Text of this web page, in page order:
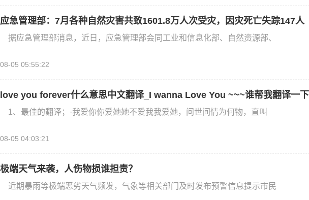
应急管理部：7月各种自然灾害共致1601.8万人次受灾，因灾死亡失踪147人
据应急管理部消息，近日，应急管理部会同工业和信息化部、自然资源部、
08-05 05:55:22
love you forever什么意思中文翻译_I wanna Love You ~~~谁帮我翻译一下
1、最佳的翻译；·我爱你你爱她她不爱我我爱她，问世间情为何物，直叫
08-05 04:03:21
极端天气来袭，人伤物损谁担责？
近期暴雨等极端恶劣天气频发，气象等相关部门及时发布预警信息提示市民